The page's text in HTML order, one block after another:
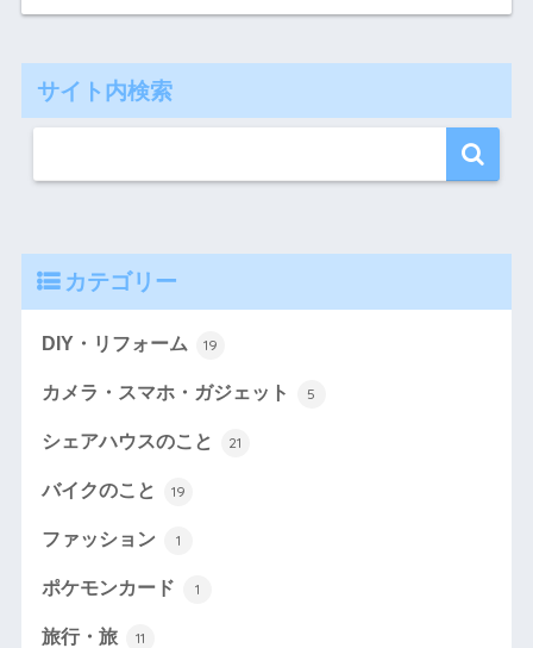
サイト内検索
カテゴリー
DIY・リフォーム 19
カメラ・スマホ・ガジェット 5
シェアハウスのこと 21
バイクのこと 19
ファッション 1
ポケモンカード 1
旅行・旅 11